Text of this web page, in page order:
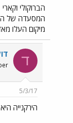
הברוקולי וקארי
המסעדה של
מיקום העלו
ד
5/3/17
הירקנייה